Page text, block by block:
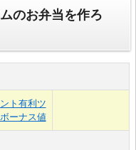
のお弁当を作ろ
ト有利ツ
ーナス値